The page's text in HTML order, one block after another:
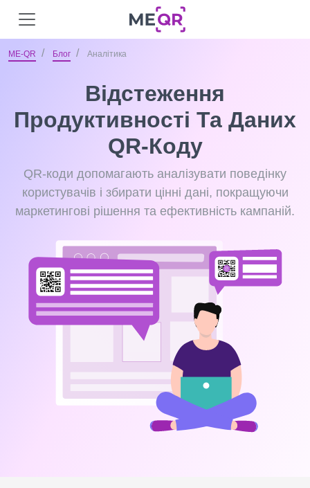
ME-QR Блог Аналітика
Відстеження
Продуктивності Та Даних
QR-Коду
QR-коди допомагають аналізувати поведінку
користувачів і збирати цінні дані, покращуючи
маркетингові рішення та ефективність кампаній.